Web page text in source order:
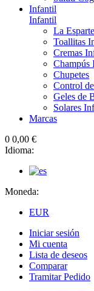
Infantil
Infantil
La
Toallitas
Cremas
Champús
Chupetes
Control
Geles de
Solares
Marcas
0 0,00 €
Idioma:
Moneda:
EUR
Iniciar sesión
Mi cuenta
Lista de deseos
Comparar
Tramitar Pedido